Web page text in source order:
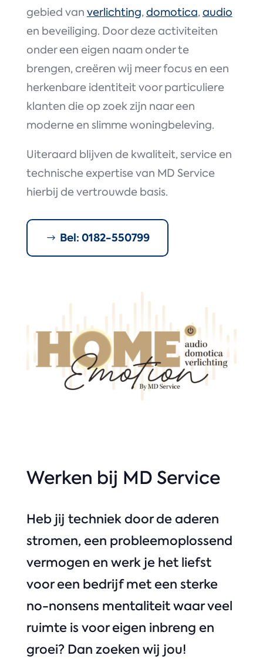
gebied van verlichting,domotica,audio
en beveiliging. Door deze activiteiten
onder een eigen naam onder te
brengen, creëren wij meer focus en een
herkenbare identiteit voor particuliere
klanten die op zoek zijn naar een
moderne en slimme woningbeleving.
Uiteraard blijven de kwaliteit, service en
technische expertise van MD Service
hierbij de vertrouwde basis.
Bel: 0182-550799
Werken bij MD Service
Heb jij techniek door de aderen
stromen, een probleemoplossend
vermogen en werk je het liefst
voor een bedrijf met een sterke
no-nonsens mentaliteit waar veel
ruimte is voor eigen inbreng en
groei? Dan zoeken wij jou!